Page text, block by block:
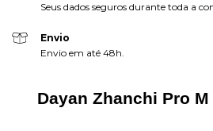
Seus dados seguros durante toda a
Envio
Envio em até 48h.
Dayan Zhanchi Pro